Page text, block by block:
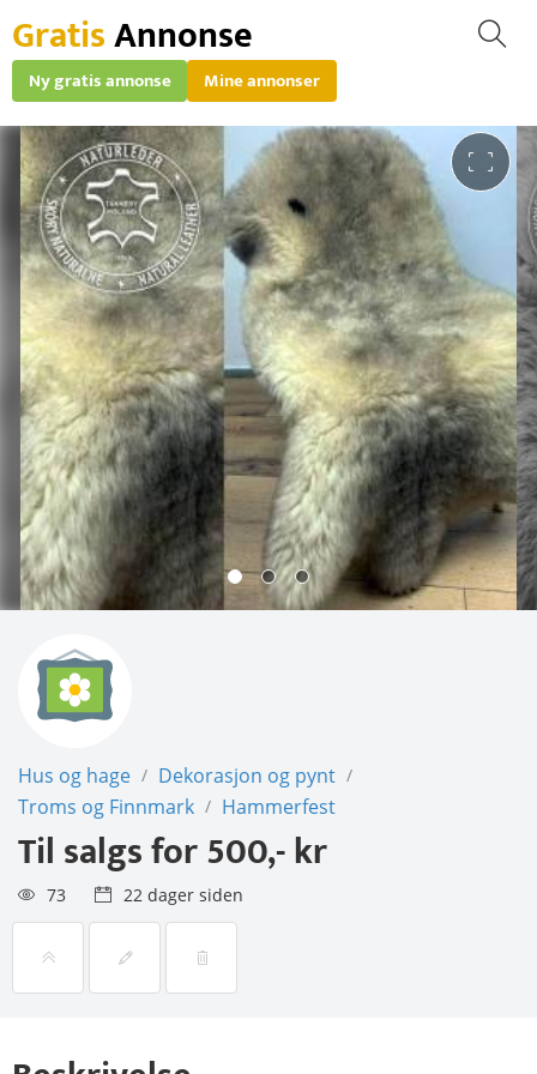
GratisAnnonse
Ny gratis annonse Mine annonser
Hus og hage / Dekorasjon og pynt /
Troms og Finnmark / Hammerfest
Til salgs for500,- kr
73 22 dager siden